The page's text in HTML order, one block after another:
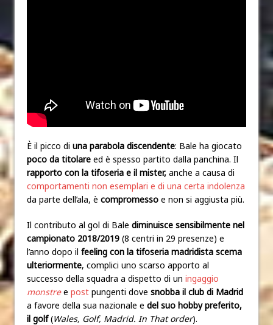
È il picco di una parabola discendente: Bale ha giocato
poco da titolare ed è spesso partito dalla panchina. Il
rapporto con la tifoseria e il mister, anche a causa di
comportamenti non esemplari e di una certa indolenza
da parte dell’ala, è compromesso e non si aggiusta più.
Il contributo al gol di Bale diminuisce sensibilmente nel
campionato 2018/2019 (8 centri in 29 presenze) e
l’anno dopo il feeling con la tifoseria madridista scema
ulteriormente, complici uno scarso apporto al
successo della squadra a dispetto di un ingaggio
monstre e post pungenti dove snobba il club di Madrid
a favore della sua nazionale e del suo hobby preferito,
il golf(Wales, Golf, Madrid. In That order).